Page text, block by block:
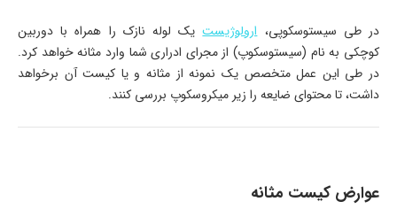
در طی سیستوسکوپی،ارولوژیستیک لوله نازک را همراه با دوربین
کوچکی به نام (سیستوسکوپ) از مجرای ادراری شما وارد مثانه خواهد کرد.
در طی این عمل متخصص یک نمونه از مثانه و یا کیست آن برخواهد
داشت، تا محتوای ضایعه را زیر میکروسکوپ بررسی کنند.
عوارض کیست مثانه